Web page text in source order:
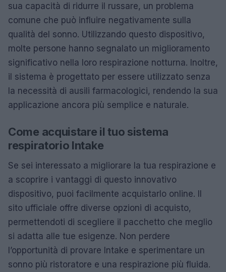
sua capacità di ridurre il russare, un problema
comune che può influire negativamente sulla
qualità del sonno. Utilizzando questo dispositivo,
molte persone hanno segnalato un miglioramento
significativo nella loro respirazione notturna. Inoltre,
il sistema è progettato per essere utilizzato senza
la necessità di ausili farmacologici, rendendo la sua
applicazione ancora più semplice e naturale.
Come acquistare il tuo sistema
respiratorio Intake
Se sei interessato a migliorare la tua respirazione e
a scoprire i vantaggi di questo innovativo
dispositivo, puoi facilmente acquistarlo online. Il
sito ufficiale offre diverse opzioni di acquisto,
permettendoti di scegliere il pacchetto che meglio
si adatta alle tue esigenze. Non perdere
l’opportunità di provare Intake e sperimentare un
sonno più ristoratore e una respirazione più fluida.